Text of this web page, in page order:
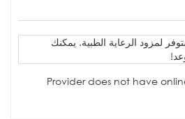
لمزود الرعاية الطبية. يمكنك
Provider does not have